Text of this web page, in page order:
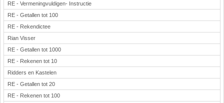
RE - Vermeningvuldigen- Instructie
RE - Getallen tot 100
RE - Rekendictee
Rian Visser
RE - Getallen tot 1000
RE - Rekenen tot 10
Ridders en Kastelen
RE - Getallen tot 20
RE - Rekenen tot 100